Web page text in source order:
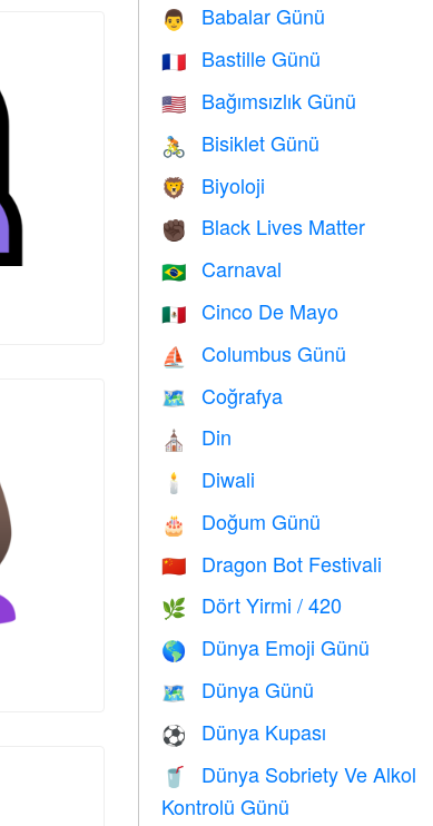
👨 Babalar Günü
🇫🇷 Bastille Günü
🇺🇸 Bağımsızlık Günü
🚴 Bisiklet Günü
🦁 Biyoloji
✊🏿 Black Lives Matter
🇧🇷 Carnaval
🇲🇽 Cinco De Mayo
⛵️ Columbus Günü
🗺 Coğrafya
⛪️ Din
🕯 Diwali
🎂 Doğum Günü
🇨🇳 Dragon Bot Festivali
🌿 Dört Yirmi / 420
🌎 Dünya Emoji Günü
🗺️ Dünya Günü
⚽ Dünya Kupası
🥤
Dünya Sobriety Ve Alkol
Kontrolü Günü